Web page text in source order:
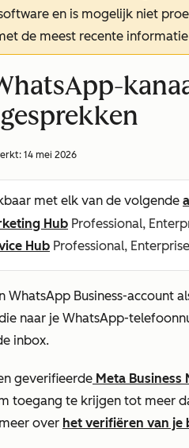
en is mogelijk niet
de meest recente
14 mei 2026
met elk van de volgende
Hub Professional,
Hub Professional, Enterprise
WhatsApp Business-account
naar je WhatsApp-
inbox.
geverifieerde Meta Business
toegang te krijgen tot meer
over het verifiëren van je